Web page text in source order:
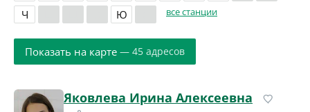
Ч
Ю все станции
Показать на карте — 45 адресов
Яковлева Ирина Алексеевна